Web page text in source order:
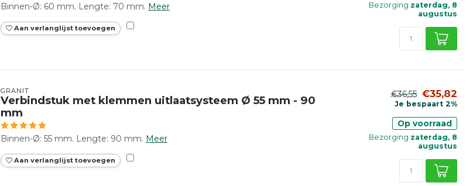
Binnen-Ø: 60 mm. Lengte: 70 mm. Meer
Aan verlanglijst toevoegen
Bezorging zaterdag, 8
augustus
GRANIT
Verbindstuk met klemmen uitlaatsysteem Ø 55 mm - 90
mm
Binnen-Ø: 55 mm. Lengte: 90 mm. Meer
Aan verlanglijst toevoegen
€36,55 €35,82
Je bespaart 2%
Op voorraad
Bezorging zaterdag, 8
augustus